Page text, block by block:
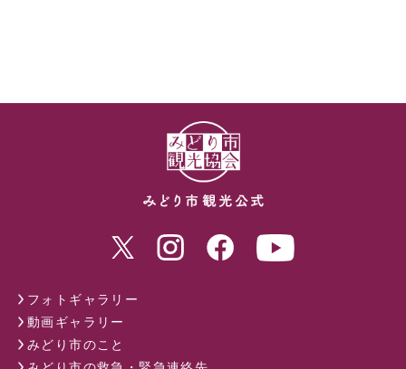
フォトギャラリー
動画ギャラリー
みどり市のこと